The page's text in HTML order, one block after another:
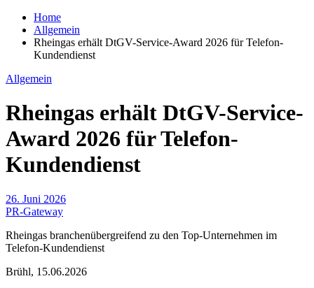
Home
Allgemein
Rheingas erhält DtGV-Service-Award 2026 für Telefon-
Kundendienst
Allgemein
Rheingas erhält DtGV-Service-
Award 2026 für Telefon-
Kundendienst
26. Juni 2026
PR-Gateway
Rheingas branchenübergreifend zu den Top-Unternehmen im
Telefon-Kundendienst
Brühl, 15.06.2026